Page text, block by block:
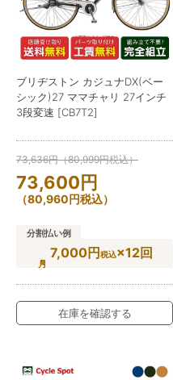
ブリヂストン カジュナDX(ベー
シック)27 ママチャリ 27インチ
3段変速 [CB7T2]
73,636円（80,999円税込）
73,600円
（80,960円税込）
分割払い例
7,000円税込×12回
在庫を確認する